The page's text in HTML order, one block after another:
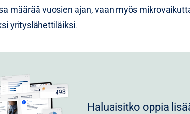
määrää vuosien ajan, vaan myös
yrityslähettiläiksi.
Haluaisitko oppia